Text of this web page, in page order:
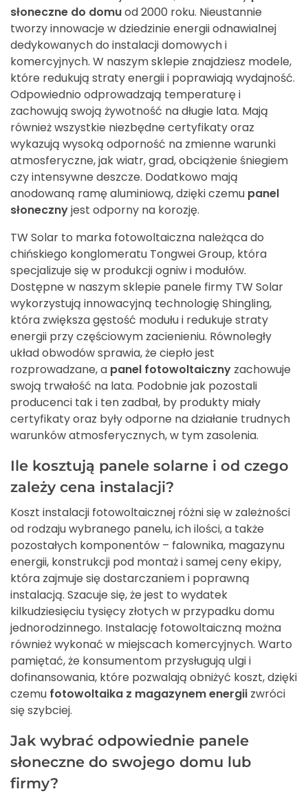
słoneczne do domuod 2000 roku. Nieustannie
tworzy innowacje w dziedzinie energii odnawialnej
dedykowanych do instalacji domowych i
komercyjnych. W naszym sklepie znajdziesz modele,
które redukują straty energii i poprawiają wydajność.
Odpowiednio odprowadzają temperaturę i
zachowują swoją żywotność na długie lata. Mają
również wszystkie niezbędne certyfikaty oraz
wykazują wysoką odporność na zmienne warunki
atmosferyczne, jak wiatr, grad, obciążenie śniegiem
czy intensywne deszcze. Dodatkowo mają
anodowaną ramę aluminiową, dzięki czemu panel
słonecznyjest odporny na korozję.
TW Solar to marka fotowoltaiczna należąca do
chińskiego konglomeratu Tongwei Group, która
specjalizuje się w produkcji ogniw i modułów.
Dostępne w naszym sklepie panele firmy TW Solar
wykorzystują innowacyjną technologię Shingling,
która zwiększa gęstość modułu i redukuje straty
energii przy częściowym zacienieniu. Równoległy
układ obwodów sprawia, że ciepło jest
rozprowadzane, a panel fotowoltaiczny zachowuje
swoją trwałość na lata. Podobnie jak pozostali
producenci tak i ten zadbał, by produkty miały
certyfikaty oraz były odporne na działanie trudnych
warunków atmosferycznych, w tym zasolenia.
Ile kosztują panele solarne i od czego
zależy cena instalacji?
Koszt instalacji fotowoltaicznej różni się w zależności
od rodzaju wybranego panelu, ich ilości, a także
pozostałych komponentów – falownika, magazynu
energii, konstrukcji pod montaż i samej ceny ekipy,
która zajmuje się dostarczaniem i poprawną
instalacją. Szacuje się, że jest to wydatek
kilkudziesięciu tysięcy złotych w przypadku domu
jednorodzinnego. Instalację fotowoltaiczną można
również wykonać w miejscach komercyjnych. Warto
pamiętać, że konsumentom przysługują ulgi i
dofinansowania, które pozwalają obniżyć koszt, dzięki
czemu fotowoltaika z magazynem energii zwróci
się szybciej.
Jak wybrać odpowiednie panele
słoneczne do swojego domu lub
firmy?